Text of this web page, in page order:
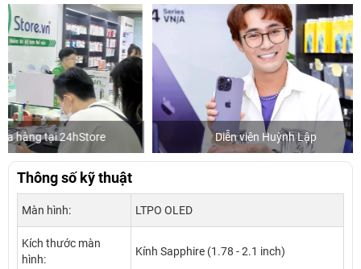
Diễn viên Huỳnh Lập Khách mua
Thông số kỹ thuật
Màn hình: LTPO OLED
Kích thước màn
hình:
Kính Sapphire (1.78 - 2.1 inch)